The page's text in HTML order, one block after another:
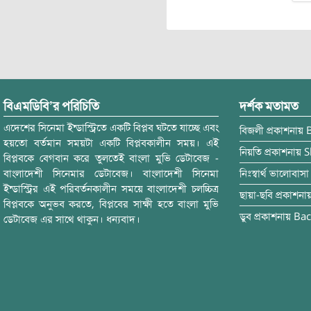
বিএমডিবি’র পরিচিতি
এদেশের সিনেমা ইন্ডাস্ট্রিতে একটি বিপ্লব ঘটতে যাচ্ছে এবং
হয়তো বর্তমান সময়টা একটি বিপ্লবকালীন সময়। এই
বিপ্লবকে বেগবান করে তুলতেই বাংলা মুভি ডেটাবেজ -
বাংলাদেশী সিনেমার ডেটাবেজ। বাংলাদেশী সিনেমা
ইন্ডাস্ট্রির এই পরিবর্তনকালীন সময়ে বাংলাদেশী চলচ্চিত্র
বিপ্লবকে অনুভব করতে, বিপ্লবের সাক্ষী হতে বাংলা মুভি
ডেটাবেজ এর সাথে থাকুন। ধন্যবাদ।
দর্শক মতামত
বিজলী প্রকাশনায়
নিয়তি প্রকাশনায়
নিঃস্বার্থ ভালোবাসা
ছায়া-ছবি
ডুব প্রকাশনায়